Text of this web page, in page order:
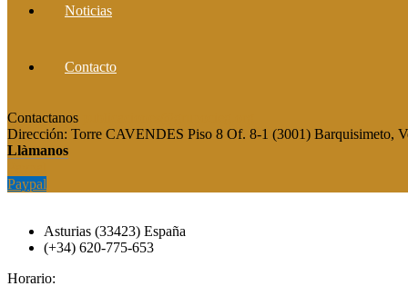
Noticias
Contacto
Contactanos
Dirección: Torre CAVENDES Piso 8 Of. 8-1 (3001) Barquisimeto,
Llàmanos
Paypal
Asturias (33423) España
(+34) 620-775-653
Horario: